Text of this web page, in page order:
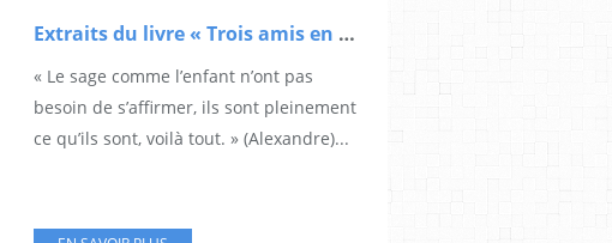
Extraits du livre « Trois amis en quête de Sagesse » (4)
« Le sage comme l’enfant n’ont pas
besoin de s’affirmer, ils sont pleinement
ce qu’ils sont, voilà tout. » (Alexandre)...